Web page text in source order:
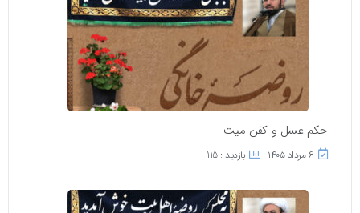
حکم غسل و کفن میت
۶ مرداد ۱۴۰۵ بازدید : 115